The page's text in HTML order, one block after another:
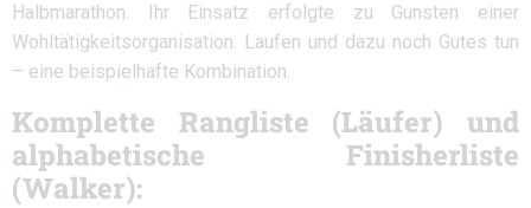
Halbmarathon. Ihr Einsatz erfolgte zu Gunsten einer
Wohltätigkeitsorganisation. Laufen und dazu noch Gutes tun
– eine beispielhafte Kombination.
Komplette Rangliste (Läufer) und
alphabetische Finisherliste
(Walker):